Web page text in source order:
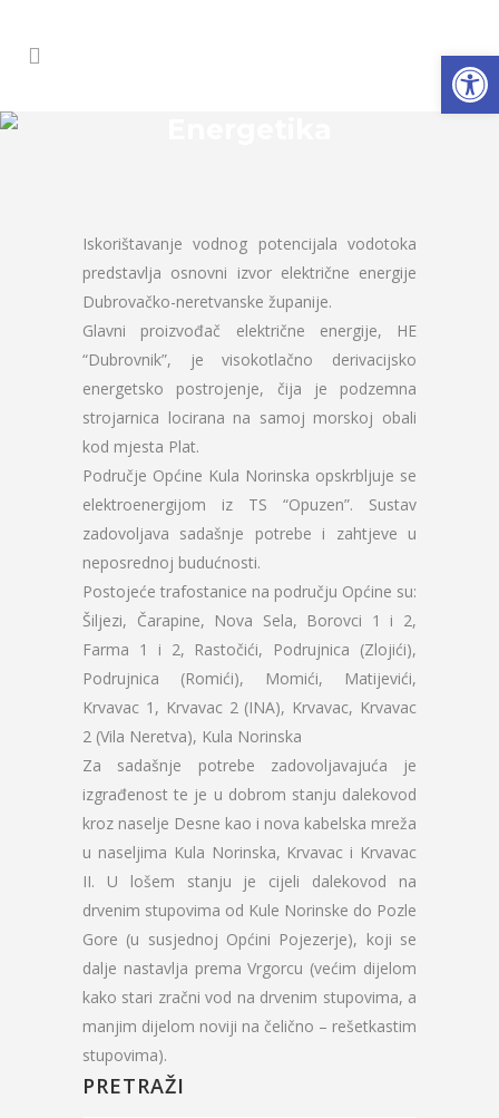
Iskorištavanje vodnog potencijala vodotoka
predstavlja osnovni izvor električne energije
Dubrovačko-neretvanske županije.
Glavni proizvođač električne energije, HE
“Dubrovnik”, je visokotlačno derivacijsko
energetsko postrojenje, čija je podzemna
strojarnica locirana na samoj morskoj obali
kod mjesta Plat.
Područje Općine Kula Norinska opskrbljuje se
elektroenergijom iz TS “Opuzen”. Sustav
zadovoljava sadašnje potrebe i zahtjeve u
neposrednoj budućnosti.
Postojeće trafostanice na području Općine su:
Šiljezi, Čarapine, Nova Sela, Borovci 1 i 2,
Farma 1 i 2, Rastočići, Podrujnica (Zlojići),
Podrujnica (Romići), Momići, Matijevići,
Krvavac 1, Krvavac 2 (INA), Krvavac, Krvavac
2 (Vila Neretva), Kula Norinska
Za sadašnje potrebe zadovoljavajuća je
izgrađenost te je u dobrom stanju dalekovod
kroz naselje Desne kao i nova kabelska mreža
u naseljima Kula Norinska, Krvavac i Krvavac
II. U lošem stanju je cijeli dalekovod na
drvenim stupovima od Kule Norinske do Pozle
Gore (u susjednoj Općini Pojezerje), koji se
dalje nastavlja prema Vrgorcu (većim dijelom
kako stari zračni vod na drvenim stupovima, a
manjim dijelom noviji na čelično – rešetkastim
stupovima).
PRETRAŽI